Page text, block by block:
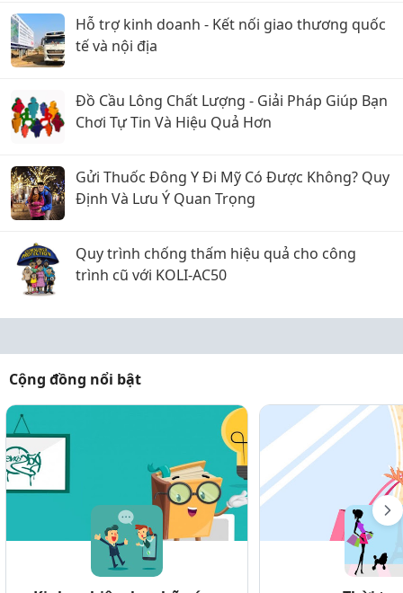
Hỗ trợ kinh doanh - Kết nối giao thương quốc
tế và nội địa
Đồ Cầu Lông Chất Lượng - Giải Pháp Giúp Bạn
Chơi Tự Tin Và Hiệu Quả Hơn
Gửi Thuốc Đông Y Đi Mỹ Có Được Không? Quy
Định Và Lưu Ý Quan Trọng
Quy trình chống thấm hiệu quả cho công
trình cũ với KOLI-AC50
Cộng đồng nổi bật